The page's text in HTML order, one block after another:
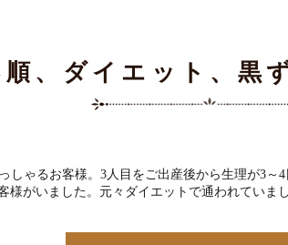
、ダイエット、黒
しゃるお客様。3人目をご出産後から生理が3～
様がいました。元々ダイエットで通われてい